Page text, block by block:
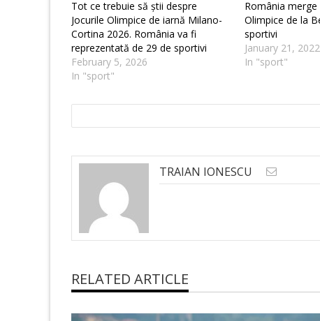
Tot ce trebuie să știi despre
Jocurile Olimpice de iarnă Milano-
Cortina 2026. România va fi
reprezentată de 29 de sportivi
February 5, 2026
In "sport"
România merge
Olimpice de la
sportivi
January 21, 2022
In "sport"
TRAIAN IONESCU
RELATED ARTICLE